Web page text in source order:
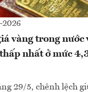
2026
vàng trong nước
nhất ở mức
29/5, chênh lệch